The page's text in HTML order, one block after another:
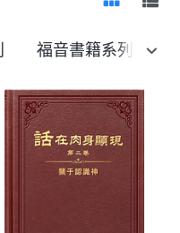
福音書籍系列